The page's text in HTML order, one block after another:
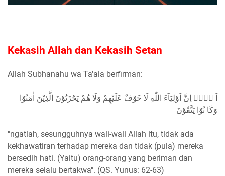
Kekasih Allah dan Kekasih Setan
Allah Subhanahu wa Ta'ala berfirman:
اَ لَاۤ اِنَّ اَوْلِيَآءَ اللّٰهِ لَا خَوْفٌ عَلَيْهِمْ وَلَا هُمْ يَحْزَنُوْنَ الَّذِيْنَ اٰمَنُوْا
وَكَا نُوْا يَتَّقُوْنَ
"ngatlah, sesungguhnya wali-wali Allah itu, tidak ada
kekhawatiran terhadap mereka dan tidak (pula) mereka
bersedih hati. (Yaitu) orang-orang yang beriman dan
mereka selalu bertakwa". (QS. Yunus: 62-63)